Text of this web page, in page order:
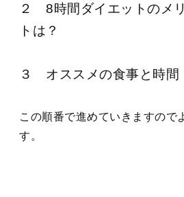
２ 8時間ダイエットのメ
トは？
３ オススメの食事と時間
この順番で進めていきますので
す。